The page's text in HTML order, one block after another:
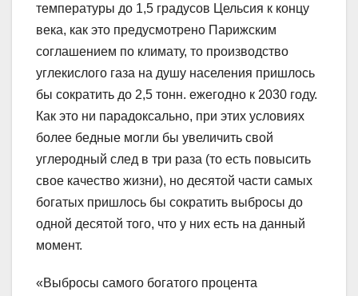
температуры до 1,5 градусов Цельсия к концу
века, как это предусмотрено Парижским
соглашением по климату, то производство
углекислого газа на душу населения пришлось
бы сократить до 2,5 тонн. ежегодно к 2030 году.
Как это ни парадоксально, при этих условиях
более бедные могли бы увеличить свой
углеродный след в три раза (то есть повысить
свое качество жизни), но десятой части самых
богатых пришлось бы сократить выбросы до
одной десятой того, что у них есть на данный
момент.
«Выбросы самого богатого процента